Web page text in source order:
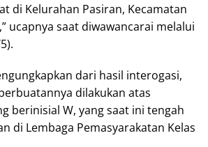
di Kelurahan Pasiran, Kecamatan
ucapnya saat diwawancarai melalui
dari hasil interogasi,
dilakukan atas
berinisial W, yang saat ini tengah
di Lembaga Pemasyarakatan Kelas